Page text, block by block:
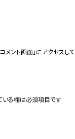
メント画面」にアクセスして
いる欄は必須項目です